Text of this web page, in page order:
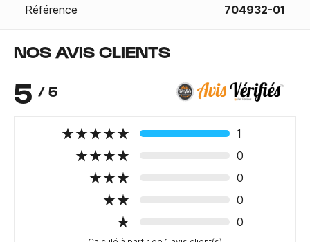
Référence 704932-01
NOS AVIS CLIENTS
5 / 5
1
0
0
0
0